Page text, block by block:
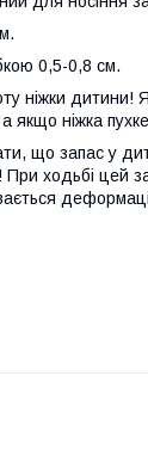
0,5-0,8 см.
ніжки
якщо ніжка
що запас у
ходьбі цей